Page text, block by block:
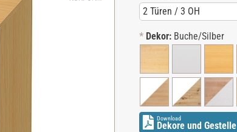
* Dekor: Buche/Silber
Download
Dekore und Gestelle